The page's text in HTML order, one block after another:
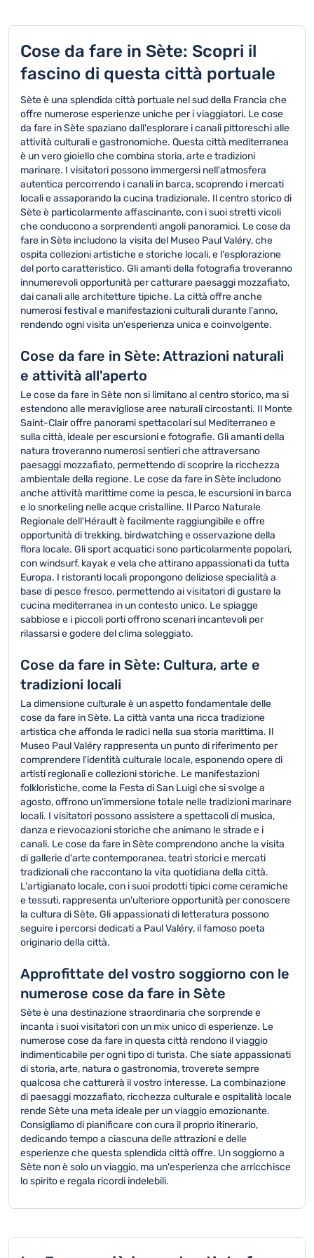
Cose da fare in Sète: Scopri il
fascino di questa città portuale
Sète è una splendida città portuale nel sud della Francia che
offre numerose esperienze uniche per i viaggiatori. Le cose
da fare in Sète spaziano dall'esplorare i canali pittoreschi alle
attività culturali e gastronomiche. Questa città mediterranea
è un vero gioiello che combina storia, arte e tradizioni
marinare. I visitatori possono immergersi nell'atmosfera
autentica percorrendo i canali in barca, scoprendo i mercati
locali e assaporando la cucina tradizionale. Il centro storico di
Sète è particolarmente affascinante, con i suoi stretti vicoli
che conducono a sorprendenti angoli panoramici. Le cose da
fare in Sète includono la visita del Museo Paul Valéry, che
ospita collezioni artistiche e storiche locali, e l'esplorazione
del porto caratteristico. Gli amanti della fotografia troveranno
innumerevoli opportunità per catturare paesaggi mozzafiato,
dai canali alle architetture tipiche. La città offre anche
numerosi festival e manifestazioni culturali durante l'anno,
rendendo ogni visita un'esperienza unica e coinvolgente.
Cose da fare in Sète: Attrazioni naturali
e attività all'aperto
Le cose da fare in Sète non si limitano al centro storico, ma si
estendono alle meravigliose aree naturali circostanti. Il Monte
Saint-Clair offre panorami spettacolari sul Mediterraneo e
sulla città, ideale per escursioni e fotografie. Gli amanti della
natura troveranno numerosi sentieri che attraversano
paesaggi mozzafiato, permettendo di scoprire la ricchezza
ambientale della regione. Le cose da fare in Sète includono
anche attività marittime come la pesca, le escursioni in barca
e lo snorkeling nelle acque cristalline. Il Parco Naturale
Regionale dell'Hérault è facilmente raggiungibile e offre
opportunità di trekking, birdwatching e osservazione della
flora locale. Gli sport acquatici sono particolarmente popolari,
con windsurf, kayak e vela che attirano appassionati da tutta
Europa. I ristoranti locali propongono deliziose specialità a
base di pesce fresco, permettendo ai visitatori di gustare la
cucina mediterranea in un contesto unico. Le spiagge
sabbiose e i piccoli porti offrono scenari incantevoli per
rilassarsi e godere del clima soleggiato.
Cose da fare in Sète: Cultura, arte e
tradizioni locali
La dimensione culturale è un aspetto fondamentale delle
cose da fare in Sète. La città vanta una ricca tradizione
artistica che affonda le radici nella sua storia marittima. Il
Museo Paul Valéry rappresenta un punto di riferimento per
comprendere l'identità culturale locale, esponendo opere di
artisti regionali e collezioni storiche. Le manifestazioni
folkloristiche, come la Festa di San Luigi che si svolge a
agosto, offrono un'immersione totale nelle tradizioni marinare
locali. I visitatori possono assistere a spettacoli di musica,
danza e rievocazioni storiche che animano le strade e i
canali. Le cose da fare in Sète comprendono anche la visita
di gallerie d'arte contemporanea, teatri storici e mercati
tradizionali che raccontano la vita quotidiana della città.
L'artigianato locale, con i suoi prodotti tipici come ceramiche
e tessuti, rappresenta un'ulteriore opportunità per conoscere
la cultura di Sète. Gli appassionati di letteratura possono
seguire i percorsi dedicati a Paul Valéry, il famoso poeta
originario della città.
Approfittate del vostro soggiorno con le
numerose cose da fare in Sète
Sète è una destinazione straordinaria che sorprende e
incanta i suoi visitatori con un mix unico di esperienze. Le
numerose cose da fare in questa città rendono il viaggio
indimenticabile per ogni tipo di turista. Che siate appassionati
di storia, arte, natura o gastronomia, troverete sempre
qualcosa che catturerà il vostro interesse. La combinazione
di paesaggi mozzafiato, ricchezza culturale e ospitalità locale
rende Sète una meta ideale per un viaggio emozionante.
Consigliamo di pianificare con cura il proprio itinerario,
dedicando tempo a ciascuna delle attrazioni e delle
esperienze che questa splendida città offre. Un soggiorno a
Sète non è solo un viaggio, ma un'esperienza che arricchisce
lo spirito e regala ricordi indelebili.